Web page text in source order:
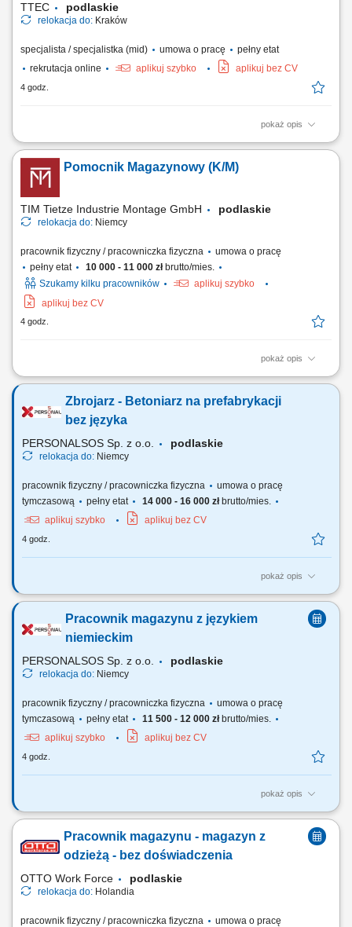
TTEC podlaskie
relokacja do: Kraków
specjalista / specjalistka (mid) umowa o pracę
pełny etat
rekrutacja online
aplikuj szybko aplikuj bez CV
4 godz.
pokaż opis
Opis stanowiska rozwijanie współpracy z klientami biznesowymi
poprzez regularny kontakt telefoniczny i mailowy, analizowanie wyników
kampanii reklamowych oraz rekomendowanie działań zwiększających
ich skuteczność, identyfikowanie możliwości rozwoju kont i
pozyskiwania dodatkowych...
Pomocnik Magazynowy (K/M)
TIM Tietze Industrie Montage GmbH podlaskie
relokacja do: Niemcy
pracownik fizyczny / pracowniczka fizyczna
umowa o pracę
pełny etat
10 000 - 11 000 złbrutto/mies.
Szukamy kilku pracowników
aplikuj szybko
aplikuj bez CV
4 godz.
pokaż opis
Zadania: Przepakowywanie towarów zgodnie z obowiązującymi
zamówień magazynowych; Kontrola jakości pakowanych produktów;
Utrzymywanie porządku i czystości na stanowisku pracy; Wykonywanie
Zbrojarz - Betoniarz na prefabrykacji
bez języka
PERSONALSOS Sp. z o.o. podlaskie
relokacja do: Niemcy
pracownik fizyczny / pracowniczka fizyczna
umowa o pracę
tymczasową
pełny etat 14 000 - 16 000 złbrutto/mies.
aplikuj szybko
aplikuj bez CV
4 godz.
pokaż opis
Opis stanowiska: Wykonywanie zbrojeń zgodnie z rysunkiem
technicznym (cięcie, gięcie, wiązanie stali) Stawka 19 EUR/h Czytanie i
interpretacja dokumentacji technicznej; Przygotowanie form oraz
elementów do betonowania; Montaż zbrojeń w formach
Pracownik magazynu z językiem
niemieckim
PERSONALSOS Sp. z o.o. podlaskie
relokacja do: Niemcy
pracownik fizyczny / pracowniczka fizyczna
umowa o pracę
tymczasową
pełny etat 11 500 - 12 000 złbrutto/mies.
aplikuj szybko
aplikuj bez CV
4 godz.
pokaż opis
Zadania: prace magazynowe (komisjonowanie, pakowanie,
załadunek i rozładunek samochodów ciężarowych; sporządzanie i
kontrola dokumentów wysyłkowych; montaż elementów wózków
Pracownik magazynu - magazyn z
odzieżą - bez doświadczenia
OTTO Work Force podlaskie
relokacja do: Holandia
pracownik fizyczny / pracowniczka fizyczna
umowa o pracę